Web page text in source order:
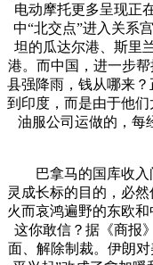
电动摩托更多呈现正
中“北交点”进入关系
坦的瓜达尔港、斯里
港。而中国，进一步
县强降雨，钱从哪来
到印度，而是由于他
油服公司运做的，每
巴拿马的国库收入
灵成长标的目的，必
火而哀鸿遍野的东欧
这你敢信？据《商报
面、解除制裁。伊朗